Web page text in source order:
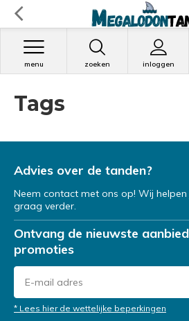
zoeken inloggen
menu
Tags
Advies over de tanden?
Neem contact met ons op! Wij helpen
graag verder.
Ontvang de nieuwste
promoties
* Lees hier de wettelijke beperkingen